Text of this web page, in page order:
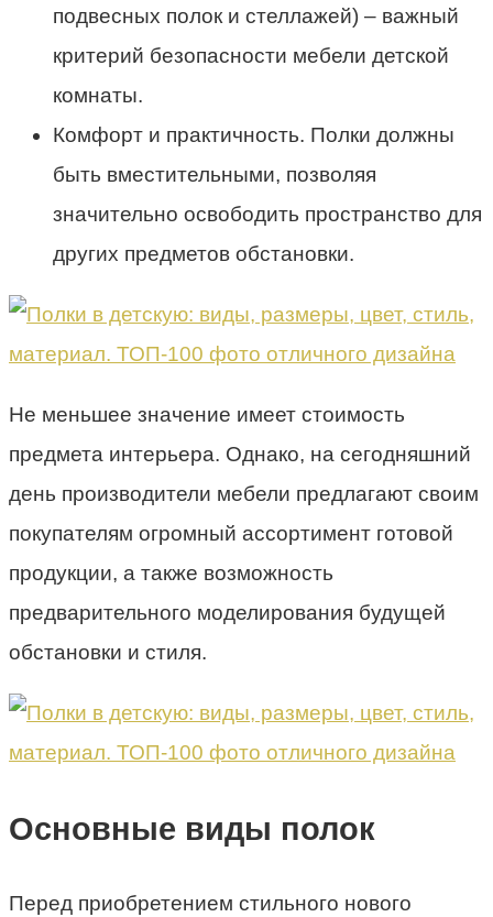
подвесных полок и стеллажей) – важный
критерий безопасности мебели детской
комнаты.
Комфорт и практичность. Полки должны
быть вместительными, позволяя
значительно освободить пространство для
других предметов обстановки.
Не меньшее значение имеет стоимость
предмета интерьера. Однако, на сегодняшний
день производители мебели предлагают своим
покупателям огромный ассортимент готовой
продукции, а также возможность
предварительного моделирования будущей
обстановки и стиля.
Основные виды полок
Перед приобретением стильного нового